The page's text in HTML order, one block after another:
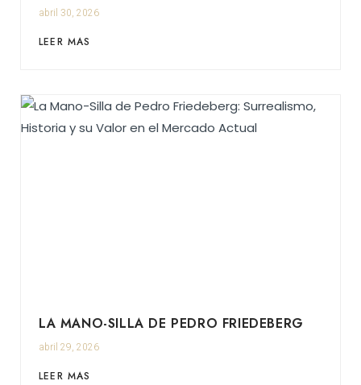
abril 30, 2026
LEER MAS
LA MANO-SILLA DE PEDRO FRIEDEBERG
abril 29, 2026
LEER MAS